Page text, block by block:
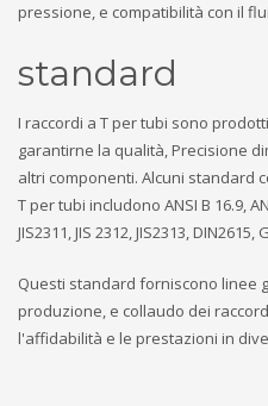
pressione, e compatibilità con il
standard
I raccordi a T per tubi sono
garantirne la qualità, Precisione
altri componenti. Alcuni standard
T per tubi includono ANSI B 16.9,
JIS2311, JIS 2312, JIS2313, DIN2615,
Questi standard forniscono linee
produzione, e collaudo dei
l'affidabilità e le prestazioni in